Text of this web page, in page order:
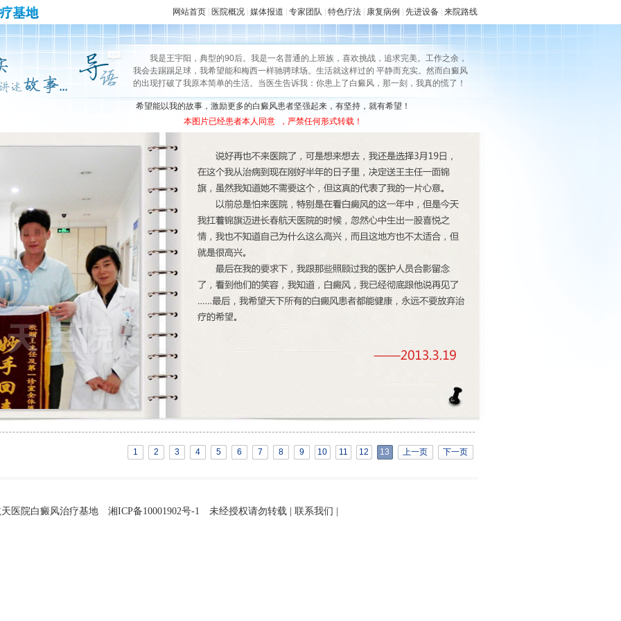
网站首页 医院概况 媒体报道 专家团队 特色疗法 康复病例 先进设备 来院路线
我是王宇阳，典型的90后。我是一名普通的上班族，喜欢挑战，追求完美。工作之余，
我会去踢踢足球，我希望能和梅西一样驰骋球场。生活就这样过的 平静而充实。然而白癜风
的出现打破了我原本简单的生活。当医生告诉我：你患上了白癜风，那一刻，我真的慌了！
希望能以我的故事，激励更多的白癜风患者坚强起来，有坚持，就有希望！
本图片已经患者本人同意 ，严禁任何形式转载！
1 2 3 4 5 6 7 8 9 10 11 12 13 上一页 下一页
天医院白癜风治疗基地 湘ICP备10001902号-1 未经授权请勿转载 联系我们